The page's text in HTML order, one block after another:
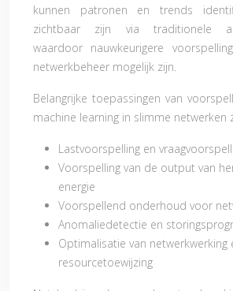
kunnen patronen en trends
zichtbaar zijn via traditionele
waardoor nauwkeurigere
netwerkbeheer mogelijk zijn.
Belangrijke toepassingen van
machine learning in slimme netwerken
Lastvoorspelling en
Voorspelling van de output van
energie
Voorspellend onderhoud voor
Anomaliedetectie en
Optimalisatie van netwerkwerking
resourcetoewijzing